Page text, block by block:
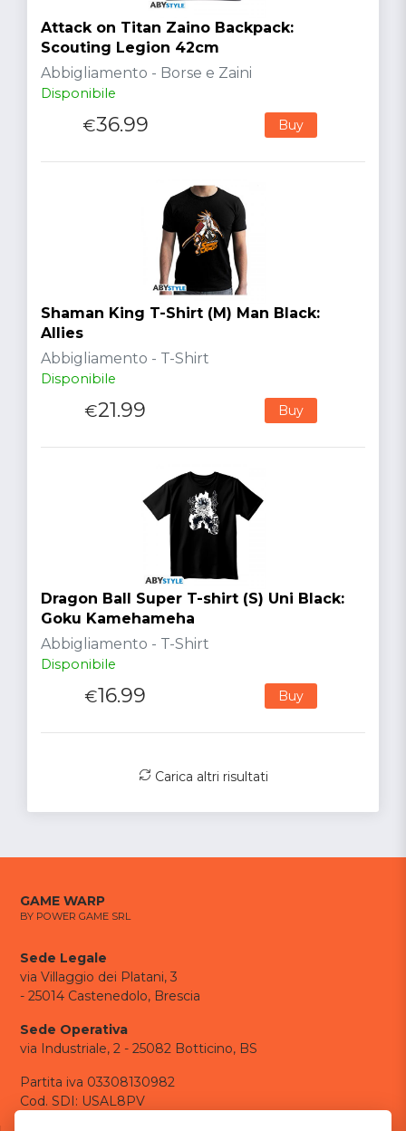
Attack on Titan Zaino Backpack:
Scouting Legion 42cm
Abbigliamento - Borse e Zaini
Disponibile
€36.99 Buy
Shaman King T-Shirt (M) Man Black:
Allies
Abbigliamento - T-Shirt
Disponibile
€21.99 Buy
Dragon Ball Super T-shirt (S) Uni Black:
Goku Kamehameha
Abbigliamento - T-Shirt
Disponibile
€16.99 Buy
Carica altri risultati
GAME WARP
BY POWER GAME SRL
Sede Legale
via Villaggio dei Platani, 3
- 25014 Castenedolo, Brescia
Sede Operativa
via Industriale, 2 - 25082 Botticino, BS
Partita iva 03308130982
Cod. SDI: USAL8PV